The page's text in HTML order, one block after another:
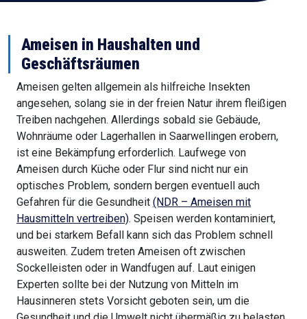
Ameisen in Haushalten und
Geschäftsräumen
Ameisen gelten allgemein als hilfreiche Insekten
angesehen, solang sie in der freien Natur ihrem fleißigen
Treiben nachgehen. Allerdings sobald sie Gebäude,
Wohnräume oder Lagerhallen in Saarwellingen erobern,
ist eine Bekämpfung erforderlich. Laufwege von
Ameisen durch Küche oder Flur sind nicht nur ein
optisches Problem, sondern bergen eventuell auch
Gefahren für die Gesundheit (NDR – Ameisen mit
Hausmitteln vertreiben). Speisen werden kontaminiert,
und bei starkem Befall kann sich das Problem schnell
ausweiten. Zudem treten Ameisen oft zwischen
Sockelleisten oder in Wandfugen auf. Laut einigen
Experten sollte bei der Nutzung von Mitteln im
Hausinneren stets Vorsicht geboten sein, um die